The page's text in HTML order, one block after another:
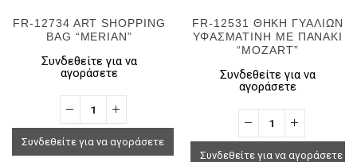
FR-12734 ART SHOPPING
BAG “MERIAN”
Συνδεθείτε για να
αγοράσετε
Συνδεθείτε για να αγοράσετε
FR-12531 ΘΗΚΗ ΓΥΑΛΙΩΝ
ΥΦΑΣΜΑΤΙΝΗ ΜΕ ΠΑΝΑΚΙ
“MOZART”
Συνδεθείτε για να
αγοράσετε
Συνδεθείτε για να αγοράσετε